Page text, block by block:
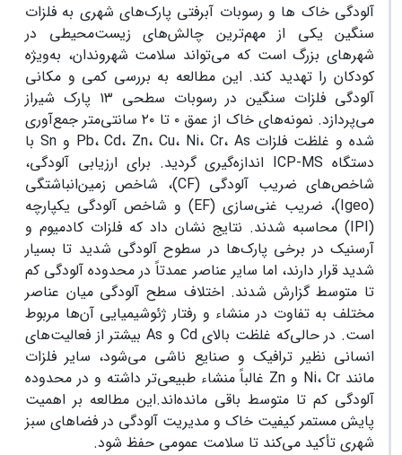
آلودگی خاک ها و رسوبات آبرفتی پارک‌های شهری به فلزات
سنگین یکی از مهم‌ترین چالش‌های زیست‌محیطی در
شهرهای بزرگ است که می‌تواند سلامت شهروندان، به‌ویژه
کودکان را تهدید کند. این مطالعه به بررسی کمی و مکانی
آلودگی فلزات سنگین در رسوبات سطحی ۱۳ پارک شیراز
می‌پردازد. نمونه‌های خاک از عمق ۰ تا ۲۰ سانتی‌متر جمع‌آوری
شده و غلظت فلزات Pb، Cd، Zn، Cu، Ni، Cr، As و Sn با
دستگاه ICP-MS اندازه‌گیری گردید. برای ارزیابی آلودگی،
شاخص‌های ضریب آلودگی (CF)، شاخص زمین‌انباشتگی
(Igeo)، ضریب غنی‌سازی (EF) و شاخص آلودگی یکپارچه
(IPI) محاسبه شدند. نتایج نشان داد که فلزات کادمیوم و
آرسنیک در برخی پارک‌ها در سطوح آلودگی شدید تا بسیار
شدید قرار دارند، اما سایر عناصر عمدتاً در محدوده آلودگی کم
تا متوسط گزارش شدند. اختلاف سطح آلودگی میان عناصر
مختلف به تفاوت در منشاء و رفتار ژئوشیمیایی آن‌ها مربوط
است. در حالی‌که غلظت بالای Cd و As بیشتر از فعالیت‌های
انسانی نظیر ترافیک و صنایع ناشی می‌شود، سایر فلزات
مانند Ni، Cr و Zn غالباً منشاء طبیعی‌تر داشته و در محدوده
آلودگی کم تا متوسط باقی مانده‌اند.این مطالعه بر اهمیت
پایش مستمر کیفیت خاک و مدیریت آلودگی در فضاهای سبز
شهری تأکید می‌کند تا سلامت عمومی حفظ شود.